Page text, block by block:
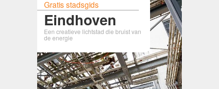
Gratis stadsgids
Eindhoven
Een creatieve lichtstad die bruist van
de energie